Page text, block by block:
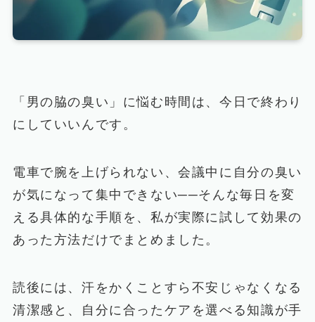
「男の脇の臭い」に悩む時間は、今日で終わり
にしていいんです。
電車で腕を上げられない、会議中に自分の臭い
が気になって集中できない──そんな毎日を変
える具体的な手順を、私が実際に試して効果の
あった方法だけでまとめました。
読後には、汗をかくことすら不安じゃなくなる
清潔感と、自分に合ったケアを選べる知識が手